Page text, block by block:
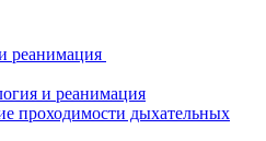
реанимация
и реанимация
проходимости дыхательных